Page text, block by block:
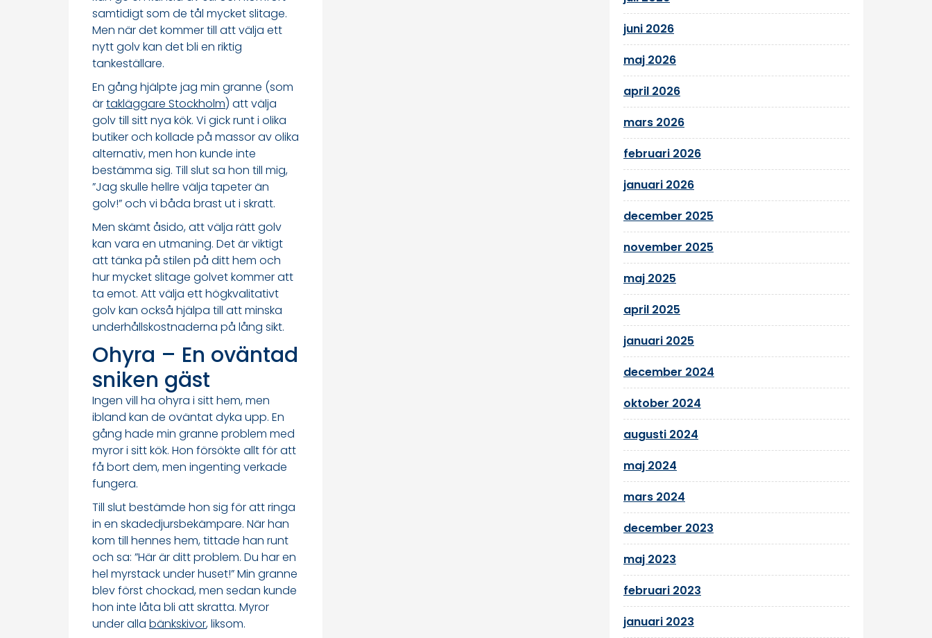
samtidigt som de tål mycket slitage.
Men när det kommer till att välja ett
nytt golv kan det bli en riktig
tankeställare.
En gång hjälpte jag min granne (som
ärtakläggare Stockholm) att välja
golv till sitt nya kök. Vi gick runt i olika
butiker och kollade på massor av olika
alternativ, men hon kunde inte
bestämma sig. Till slut sa hon till mig,
”Jag skulle hellre välja tapeter än
golv!” och vi båda brast ut i skratt.
Men skämt åsido, att välja rätt golv
kan vara en utmaning. Det är viktigt
att tänka på stilen på ditt hem och
hur mycket slitage golvet kommer att
ta emot. Att välja ett högkvalitativt
golv kan också hjälpa till att minska
underhållskostnaderna på lång sikt.
Ohyra – En oväntad
sniken gäst
Ingen vill ha ohyra i sitt hem, men
ibland kan de oväntat dyka upp. En
gång hade min granne problem med
myror i sitt kök. Hon försökte allt för att
få bort dem, men ingenting verkade
fungera.
Till slut bestämde hon sig för att ringa
in en skadedjursbekämpare. När han
kom till hennes hem, tittade han runt
och sa: ”Här är ditt problem. Du har en
hel myrstack under huset!” Min granne
blev först chockad, men sedan kunde
hon inte låta bli att skratta. Myror
under alla bänkskivor, liksom.
juni 2026
maj 2026
april 2026
mars 2026
februari 2026
januari 2026
december 2025
november 2025
maj 2025
april 2025
januari 2025
december 2024
oktober 2024
augusti 2024
maj 2024
mars 2024
december 2023
maj 2023
februari 2023
januari 2023